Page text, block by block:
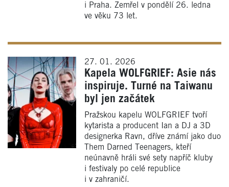
i Praha. Zemřel v pondělí 26. ledna
ve věku 73 let.
27. 01. 2026
Kapela WOLFGRIEF: Asie nás
inspiruje. Turné na Taiwanu
byl jen začátek
Pražskou kapelu WOLFGRIEF tvoří
kytarista a producent Ian a DJ a 3D
designerka Ravn, dříve známí jako duo
Them Darned Teenagers, kteří
neúnavně hráli své sety napříč kluby
i festivaly po celé republice
i v zahraničí.